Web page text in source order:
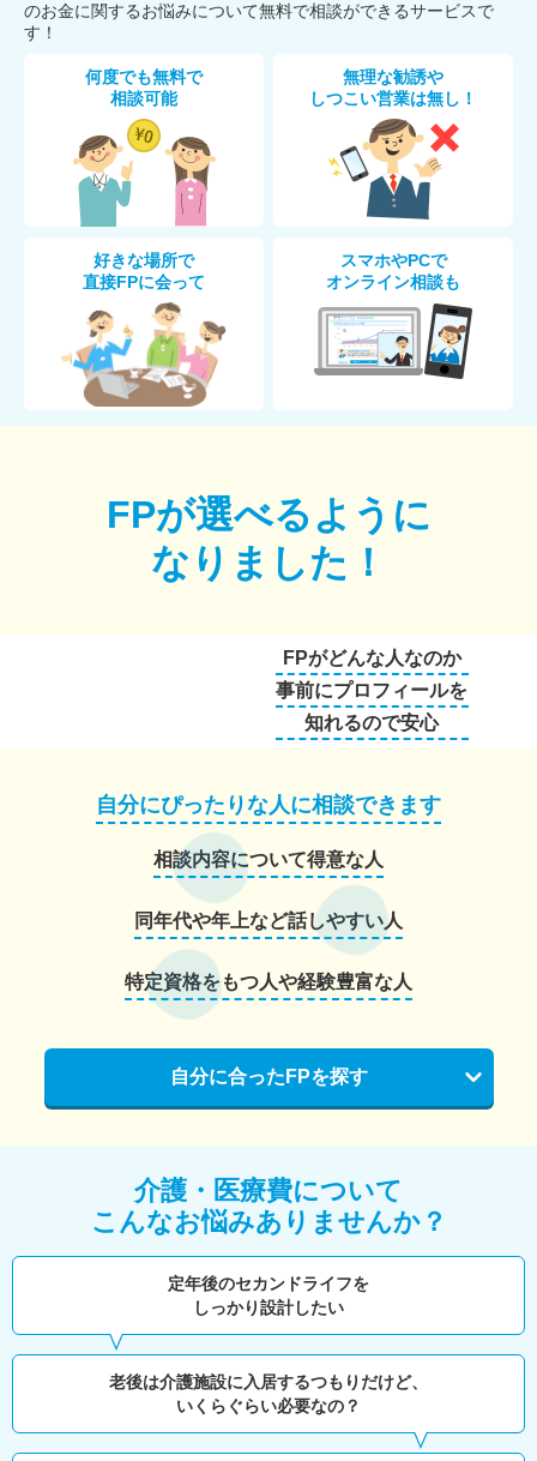
のお金に関するお悩みについて無料で相談ができるサービスで
す！
何度でも無料で
相談可能
無理な勧誘や
しつこい営業は無し！
好きな場所で
直接FPに会って
スマホやPCで
オンライン相談も
FPが選べるように
なりました！
FPがどんな人なのか
事前にプロフィールを
知れるので安心
自分にぴったりな人に相談できます
相談内容について得意な人
同年代や年上など話しやすい人
特定資格をもつ人や経験豊富な人
自分に合ったFPを探す
介護・医療費について
こんなお悩みありませんか？
定年後のセカンドライフを
しっかり設計したい
老後は介護施設に入居するつもりだけど、
いくらぐらい必要なの？